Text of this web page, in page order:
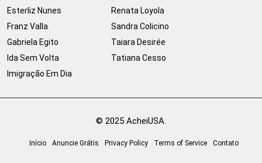
Esterliz Nunes
Franz Valla
Gabriela Egito
Ida Sem Volta
Imigração Em Dia
Renata Loyola
Sandra Colicino
Taiara Desirée
Tatiana Cesso
© 2025 AcheiUSA.
Início Anuncie Grátis Privacy Policy Terms of Service Contato